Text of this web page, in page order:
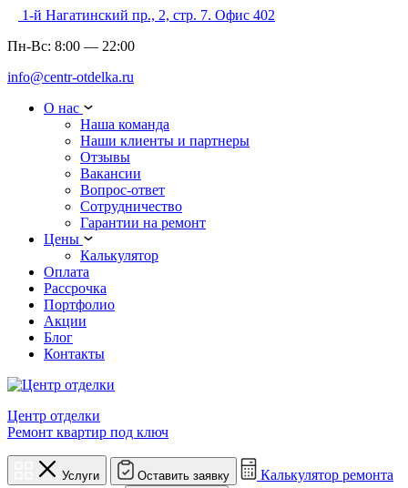
1-й Нагатинский пр., 2, стр. 7. Офис 402
Пн-Вс: 8:00 — 22:00
info@centr-otdelka.ru
О нас
Наша команда
Наши клиенты и партнеры
Отзывы
Вакансии
Вопрос-ответ
Сотрудничество
Гарантии на ремонт
Цены
Калькулятор
Оплата
Рассрочка
Портфолио
Акции
Блог
Контакты
Центр отделки
Ремонт квартир под ключ
Услуги Оставить заявку
Калькулятор ремонта